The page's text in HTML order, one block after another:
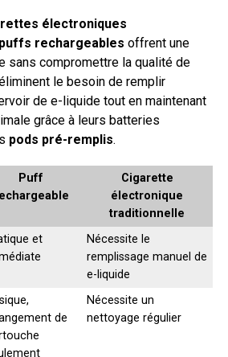
électroniques
puffs rechargeables offrent une
sans compromettre la qualité de
le besoin de remplir
de e-liquide tout en maintenant
grâce à leurs batteries
pods pré-remplis.
Puff
Cigarette
électronique
traditionnelle
et
Nécessite le
remplissage manuel de
e-liquide
de
Nécessite un
nettoyage régulier